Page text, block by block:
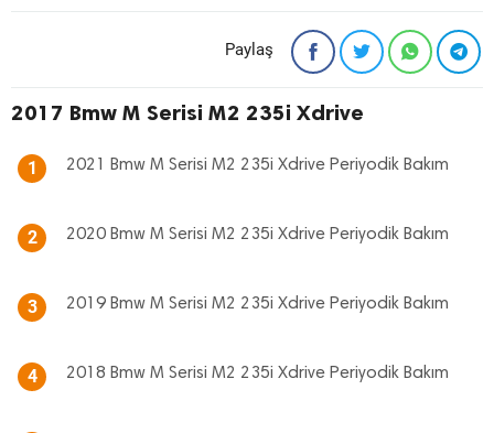
Paylaş
2017 Bmw M Serisi M2 235i Xdrive
1 2021 Bmw M Serisi M2 235i Xdrive Periyodik Bakım
2 2020 Bmw M Serisi M2 235i Xdrive Periyodik Bakım
3 2019 Bmw M Serisi M2 235i Xdrive Periyodik Bakım
4 2018 Bmw M Serisi M2 235i Xdrive Periyodik Bakım